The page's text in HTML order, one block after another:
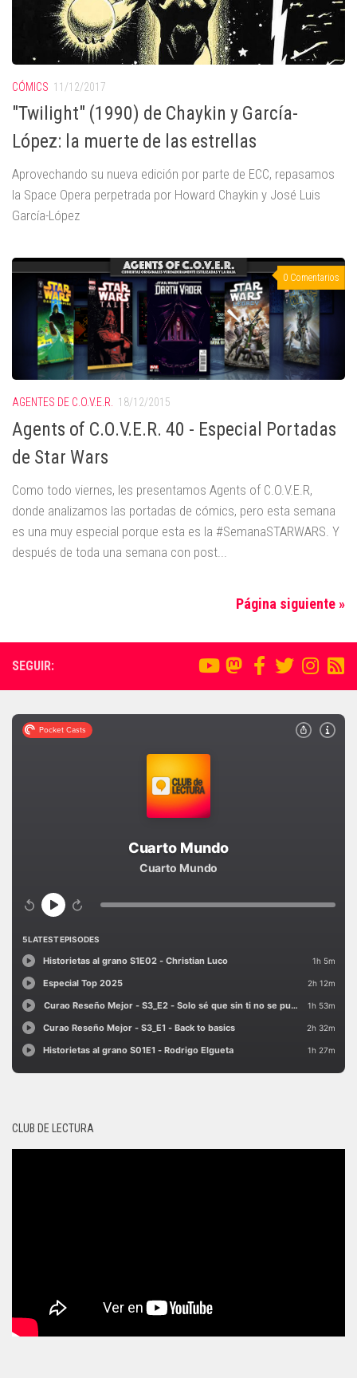
CÓMICS 11/12/2017
"Twilight" (1990) de Chaykin y García-
López: la muerte de las estrellas
Aprovechando su nueva edición por parte de ECC, repasamos
la Space Opera perpetrada por Howard Chaykin y José Luis
García-López
0 Comentarios
AGENTES DE C.O.V.E.R. 18/12/2015
Agents of C.O.V.E.R. 40 - Especial Portadas
de Star Wars
Como todo viernes, les presentamos Agents of C.O.V.E.R,
donde analizamos las portadas de cómics, pero esta semana
es una muy especial porque esta es la #SemanaSTARWARS. Y
después de toda una semana con post...
Página siguiente »
SEGUIR:
CLUB DE LECTURA